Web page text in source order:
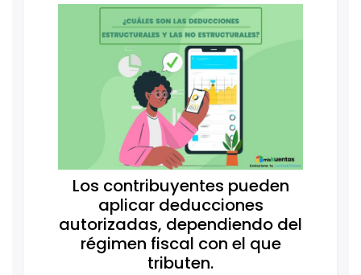
Los contribuyentes pueden
aplicar deducciones
autorizadas, dependiendo del
régimen fiscal con el que
tributen.